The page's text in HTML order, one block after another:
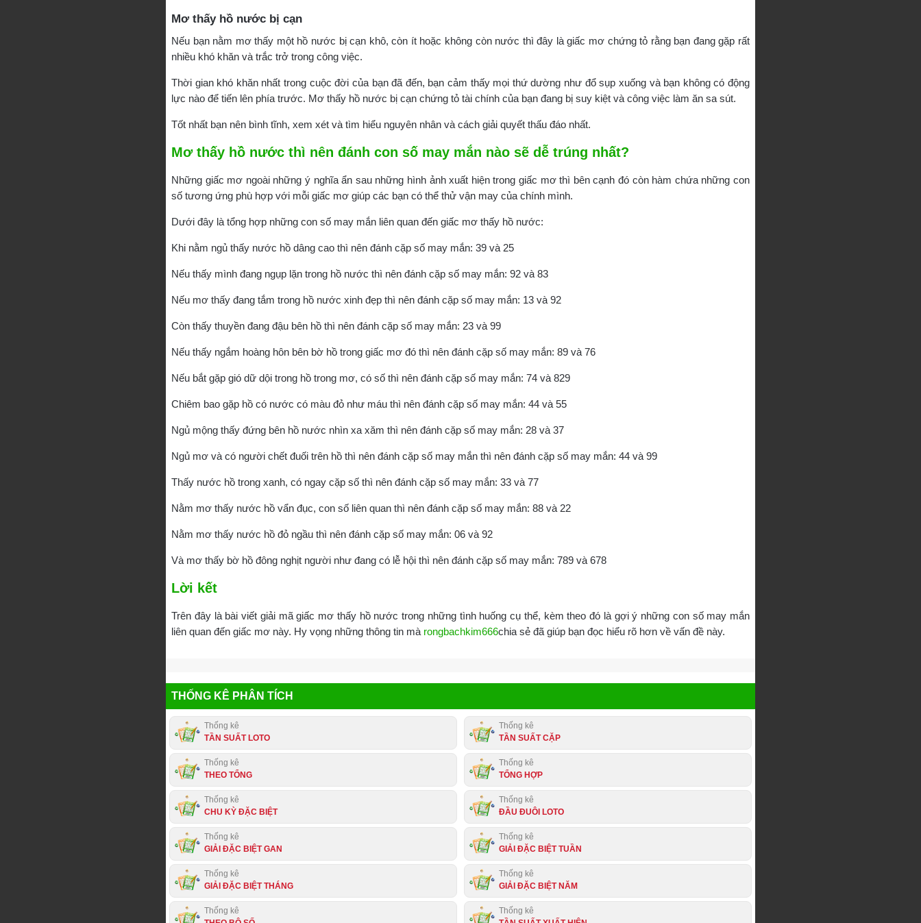
Mơ thấy hồ nước bị cạn
Nếu bạn nằm mơ thấy một hồ nước bị cạn khô, còn ít hoặc không còn nước thì đây là giấc mơ chứng tỏ rằng bạn đang gặp rất
nhiều khó khăn và trắc trở trong công việc.
Thời gian khó khăn nhất trong cuộc đời của bạn đã đến, bạn cảm thấy mọi thứ dường như đổ sụp xuống và bạn không có động
lực nào để tiến lên phía trước. Mơ thấy hồ nước bị cạn chứng tỏ tài chính của bạn đang bị suy kiệt và công việc làm ăn sa sút.
Tốt nhất bạn nên bình tĩnh, xem xét và tìm hiểu nguyên nhân và cách giải quyết thấu đáo nhất.
Mơ thấy hồ nước thì nên đánh con số may mắn nào sẽ dễ trúng nhất?
Những giấc mơ ngoài những ý nghĩa ẩn sau những hình ảnh xuất hiện trong giấc mơ thì bên cạnh đó còn hàm chứa những con
số tương ứng phù hợp với mỗi giấc mơ giúp các bạn có thể thử vận may của chính mình.
Dưới đây là tổng hợp những con số may mắn liên quan đến giấc mơ thấy hồ nước:
Khi nằm ngủ thấy nước hồ dâng cao thì nên đánh cặp số may mắn: 39 và 25
Nếu thấy mình đang ngụp lặn trong hồ nước thì nên đánh cặp số may mắn: 92 và 83
Nếu mơ thấy đang tắm trong hồ nước xinh đẹp thì nên đánh cặp số may mắn: 13 và 92
Còn thấy thuyền đang đậu bên hồ thì nên đánh cặp số may mắn: 23 và 99
Nếu thấy ngắm hoàng hôn bên bờ hồ trong giấc mơ đó thì nên đánh cặp số may mắn: 89 và 76
Nếu bắt gặp gió dữ dội trong hồ trong mơ, có số thì nên đánh cặp số may mắn: 74 và 829
Chiêm bao gặp hồ có nước có màu đỏ như máu thì nên đánh cặp số may mắn: 44 và 55
Ngủ mộng thấy đứng bên hồ nước nhìn xa xăm thì nên đánh cặp số may mắn: 28 và 37
Ngủ mơ và có người chết đuối trên hồ thì nên đánh cặp số may mắn thì nên đánh cặp số may mắn: 44 và 99
Thấy nước hồ trong xanh, có ngay cặp số thì nên đánh cặp số may mắn: 33 và 77
Nằm mơ thấy nước hồ vẩn đục, con số liên quan thì nên đánh cặp số may mắn: 88 và 22
Nằm mơ thấy nước hồ đỏ ngầu thì nên đánh cặp số may mắn: 06 và 92
Và mơ thấy bờ hồ đông nghịt người như đang có lễ hội thì nên đánh cặp số may mắn: 789 và 678
Lời kết
Trên đây là bài viết giải mã giấc mơ thấy hồ nước trong những tình huống cụ thể, kèm theo đó là gợi ý những con số may mắn
liên quan đến giấc mơ này. Hy vọng những thông tin mà rongbachkim666chia sẻ đã giúp bạn đọc hiểu rõ hơn về vấn đề này.
THỐNG KÊ PHÂN TÍCH
Thống kê
TẦN SUẤT LOTO
Thống kê
TẦN SUẤT CẶP
Thống kê
THEO TỔNG
Thống kê
TỔNG HỢP
Thống kê
CHU KỲ ĐẶC BIỆT
Thống kê
ĐẦU ĐUÔI LOTO
Thống kê
GIẢI ĐẶC BIỆT GAN
Thống kê
GIẢI ĐẶC BIỆT TUẦN
Thống kê
GIẢI ĐẶC BIỆT THÁNG
Thống kê
GIẢI ĐẶC BIỆT NĂM
Thống kê
Thống kê